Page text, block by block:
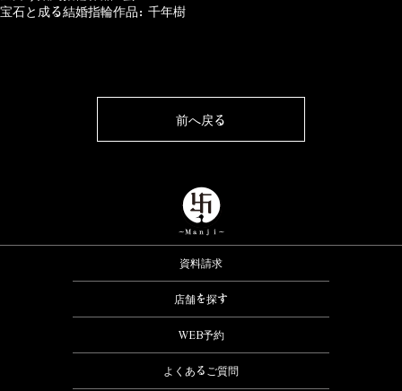
宝石と成る結婚指輪作品：千年樹
前へ戻る
資料請求
店舗を探す
WEB予約
よくあるご質問